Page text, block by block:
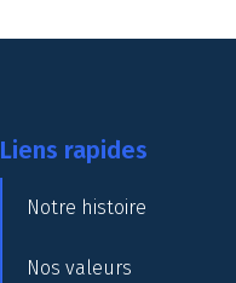
Liens rapides
Notre histoire
Nos valeurs